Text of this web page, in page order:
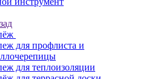
для профлиста и
для теплоизоляции